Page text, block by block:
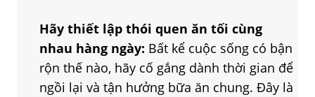
Hãy thiết lập thói quen ăn tối cùng
nhau hàng ngày: Bất kể cuộc sống có bận
rộn thế nào, hãy cố gắng dành thời gian để
ngồi lại và tận hưởng bữa ăn chung. Đây là